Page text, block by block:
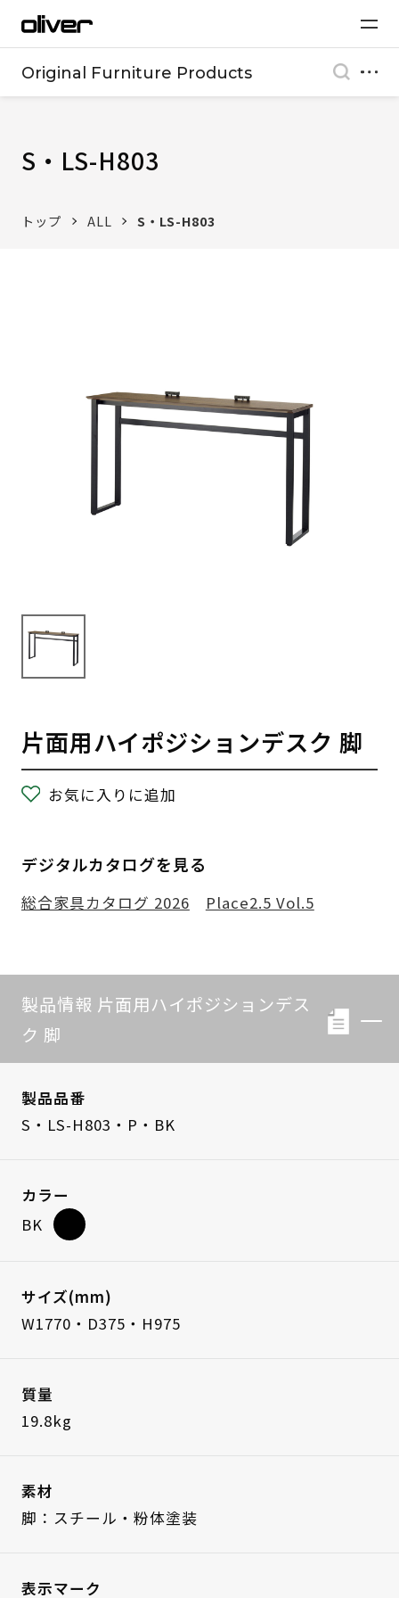
Original Furniture Products
S・LS-H803
トップ ALL S・LS-H803
片面用ハイポジションデスク 脚
お気に入りに追加
デジタルカタログを見る
総合家具カタログ 2026 Place2.5 Vol.5
製品情報 片面用ハイポジションデス
ク 脚
製品品番
S・LS-H803・P・BK
カラー
BK
サイズ(mm)
W1770・D375・H975
質量
19.8kg
素材
脚：スチール・粉体塗装
表示マーク